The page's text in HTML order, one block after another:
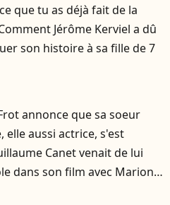
que tu as déjà fait de la
Jérôme Kerviel a dû
son histoire à sa fille de 7
annonce que sa soeur
elle aussi actrice, s'est
Canet venait de lui
dans son film avec Marion